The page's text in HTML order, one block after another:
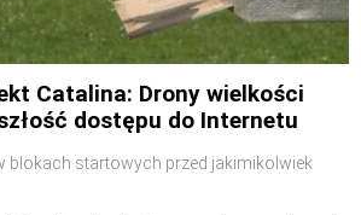
Catalina: Drony wielkości
dostępu do Internetu
blokach startowych przed jakimikolwiek